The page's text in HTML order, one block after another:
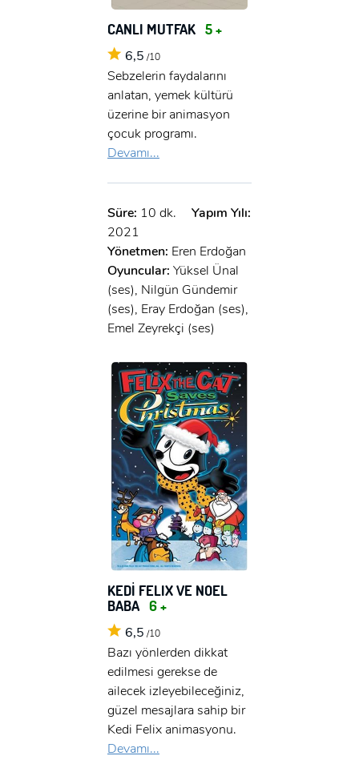
CANLI MUTFAK 5 +
6,5 /10
Sebzelerin faydalarını
anlatan, yemek kültürü
üzerine bir animasyon
çocuk programı.
Devamı...
Süre: 10 dk.
Yapım Yılı:
2021
Yönetmen: Eren Erdoğan
Oyuncular: Yüksel Ünal
(ses), Nilgün Gündemir
(ses), Eray Erdoğan (ses),
Emel Zeyrekçi (ses)
KEDİ FELIX VE NOEL
BABA 6 +
6,5 /10
Bazı yönlerden dikkat
edilmesi gerekse de
ailecek izleyebileceğiniz,
güzel mesajlara sahip bir
Kedi Felix animasyonu.
Devamı...